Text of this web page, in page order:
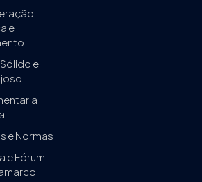
e
e
e Normas
e Fórum